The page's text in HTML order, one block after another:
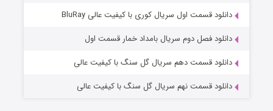
قسمت۲ (زیرنویس) منتشر شد
دانلود قسمت اول سریال کوری با کیفیت عالی BluRay
دانلود فصل دوم سریال بامداد خمار قسمت اول
دانلود قسمت دهم سریال گل سنگ با کیفیت عالی
دانلود قسمت نهم سریال گل سنگ با کیفیت عالی